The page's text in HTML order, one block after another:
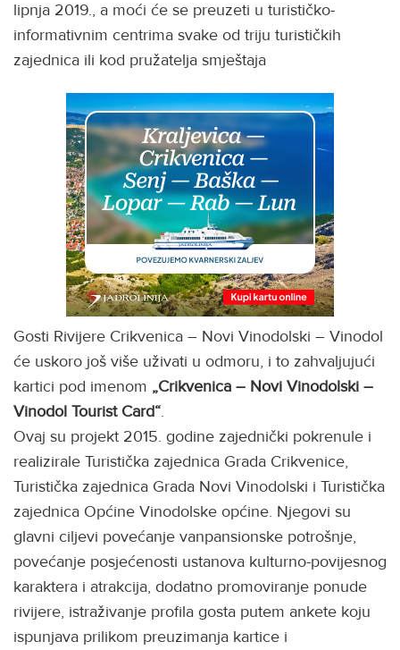
lipnja 2019., a moći će se preuzeti u turističko-
informativnim centrima svake od triju turističkih
zajednica ili kod pružatelja smještaja
Gosti Rivijere Crikvenica – Novi Vinodolski – Vinodol
će uskoro još više uživati u odmoru, i to zahvaljujući
kartici pod imenom „Crikvenica – Novi Vinodolski –
Vinodol Tourist Card“.
Ovaj su projekt 2015. godine zajednički pokrenule i
realizirale Turistička zajednica Grada Crikvenice,
Turistička zajednica Grada Novi Vinodolski i Turistička
zajednica Općine Vinodolske općine. Njegovi su
glavni ciljevi povećanje vanpansionske potrošnje,
povećanje posjećenosti ustanova kulturno-povijesnog
karaktera i atrakcija, dodatno promoviranje ponude
rivijere, istraživanje profila gosta putem ankete koju
ispunjava prilikom preuzimanja kartice i